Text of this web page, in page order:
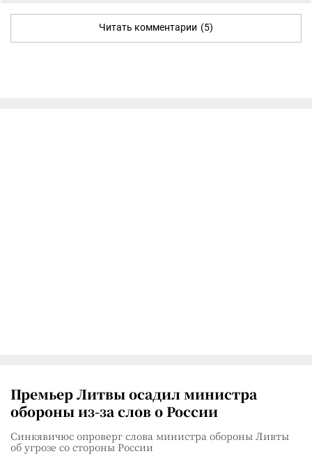
Читать комментарии (5)
Премьер Литвы осадил министра
обороны из-за слов о России
Синкявичюс опроверг слова министра обороны Ливты
об угрозе со стороны России